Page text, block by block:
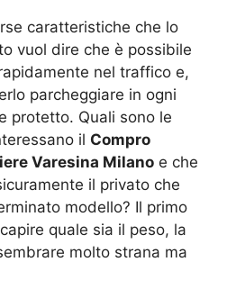
caratteristiche che lo
vuol dire che è possibile
nel traffico e,
parcheggiare in ogni
protetto. Quali sono le
il Compro
Varesina Milano e che
il privato che
modello? Il primo
quale sia il peso, la
molto strana ma